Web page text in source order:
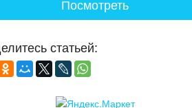
Посмотреть
статьей: